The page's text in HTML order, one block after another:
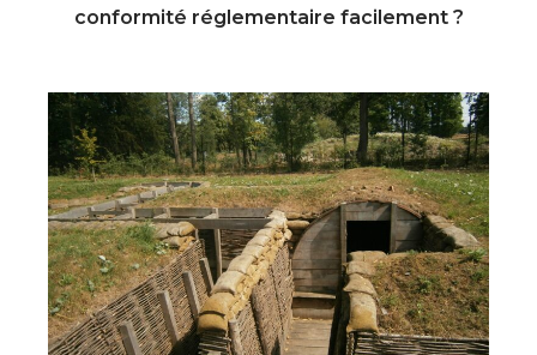
conformité réglementaire facilement ?